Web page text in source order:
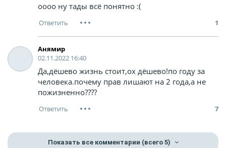
оооо ну тады всё понятно :(
1
Анямир
02.11.2022 16:40
Да,дёшево жизнь стоит,ох дёшево!по году за
человека.почему прав лишают на 2 года,а не
пожизненно????
7
Показать все комментарии (всего 5)